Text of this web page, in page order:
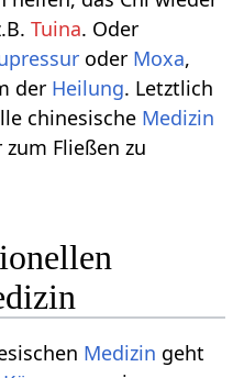
Tuina. Oder
oder Moxa,
der Heilung. Letztlich
chinesische Medizin
Fließen zu
Medizin geht